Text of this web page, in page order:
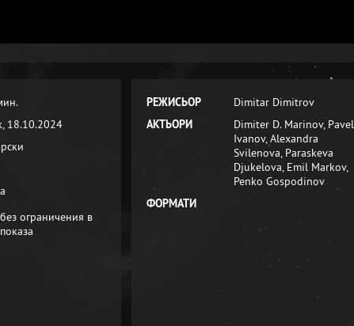
18.10.2024
без ограничения в
показа
РЕЖИСЬОР
Dimitar Dimitrov
АКТЬОРИ
Dimiter D. Marinov, Pavel
Ivanov, Alexandra
Svilenova, Paraskeva
Djukelova, Emil Markov,
Penko Gospodinov
ФОРМАТИ